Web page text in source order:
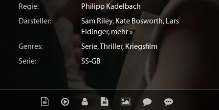
Regie:
Philipp Kadelbach
Darsteller:
Sam Riley, Kate Bosworth, Lars
Eidinger, mehr »
Genres:
Serie,Thriller, Kriegsfilm
Serie:
SS-GB